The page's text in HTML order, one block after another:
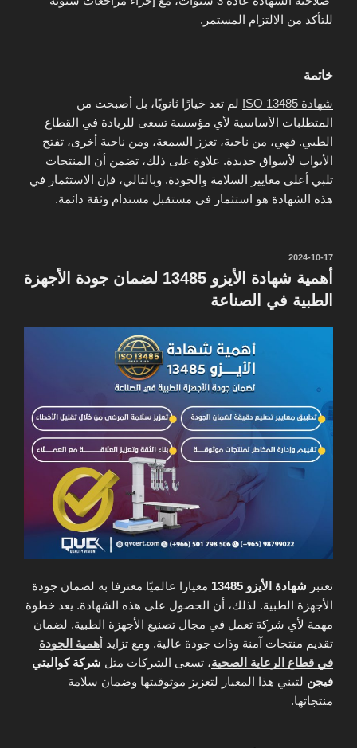
للتأكد من الالتزام المستمر.
خاتمة
شهادة ISO 13485
لم تعد خيارًا ثانويًا، بل أصبحت من
المتطلبات الأساسية لأي مؤسسة تسعى للريادة في القطاع
الطبي. فهي، من ناحية، تعزز السمعة، ومن ناحية أخرى، تفتح
الأبواب لأسواق جديدة. علاوة على ذلك، تضمن أن المنتجات
تلبي أعلى معايير السلامة والجودة. وبالتالي، فإن الاستثمار في
هذه الشهادة هو استثمار في مستقبل مستدام وثقة دائمة.
نُشر
في
2024-10-17
أهمية شهادة الأيزو 13485 لضمان جودة الأجهزة
الطبية في الصناعة
تعتبر شهادة الأيزو 13485
معيارا عالميًا معترفا به لضمان جودة
الأجهزة الطبية. لذلك، أن الحصول على هذه الشهادة. يعد خطوة
مهمة لأي شركة تعمل في مجال تصنيع الأجهزة الطبية. لضمان
تقديم منتجات آمنة وذات جودة عالية. ومع تزايد أهمية الجودة
في قطاع الرعاية الصحية، تسعى الشركات مثل شركة كواليتي
فيجن لتبني هذا المعيار لتعزيز موثوقيتها وضمان سلامة
منتجاتها.